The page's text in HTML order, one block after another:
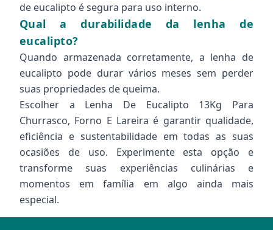
de eucalipto é segura para uso interno.
Qual a durabilidade da lenha de
eucalipto?
Quando armazenada corretamente, a lenha de
eucalipto pode durar vários meses sem perder
suas propriedades de queima.
Escolher a Lenha De Eucalipto 13Kg Para
Churrasco, Forno E Lareira é garantir qualidade,
eficiência e sustentabilidade em todas as suas
ocasiões de uso. Experimente esta opção e
transforme suas experiências culinárias e
momentos em família em algo ainda mais
especial.